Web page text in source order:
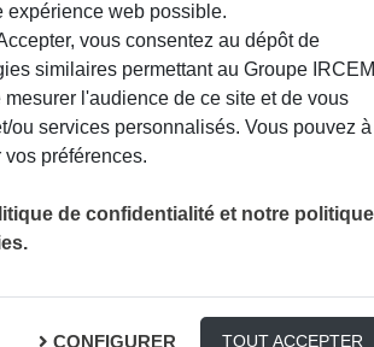
expérience web possible.
vous consentez au dépôt de
similaires permettant au Groupe IRCEM
l'audience de ce site et de vous
ou services personnalisés. Vous pouvez à
préférences.
de confidentialité et notre politique
CONFIGURER TOUT ACCEPTER